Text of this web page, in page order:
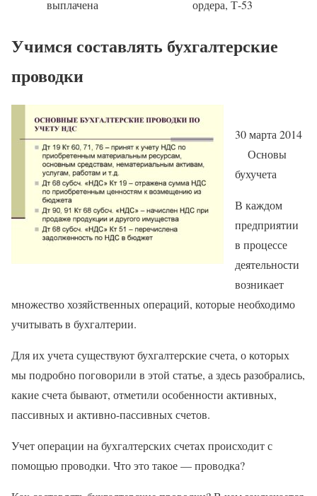
выплачена
ордера, Т-53
Учимся составлять бухгалтерские
проводки
30 марта 2014
Основы
бухучета
В каждом
предприятии
в процессе
деятельности
возникает
множество хозяйственных операций, которые необходимо
учитывать в бухгалтерии.
Для их учета существуют бухгалтерские счета, о которых
мы подробно поговорили в этой статье, а здесь разобрались,
какие счета бывают, отметили особенности активных,
пассивных и активно-пассивных счетов.
Учет операции на бухгалтерских счетах происходит с
помощью проводки. Что это такое — проводка?